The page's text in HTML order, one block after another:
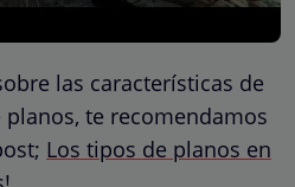
las características de
te recomendamos
Los tipos de planos en